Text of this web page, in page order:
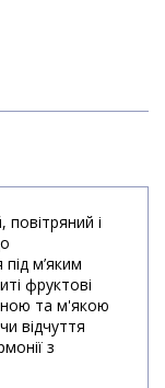
і
м’яким
фруктові
та м'якою
відчуття
з